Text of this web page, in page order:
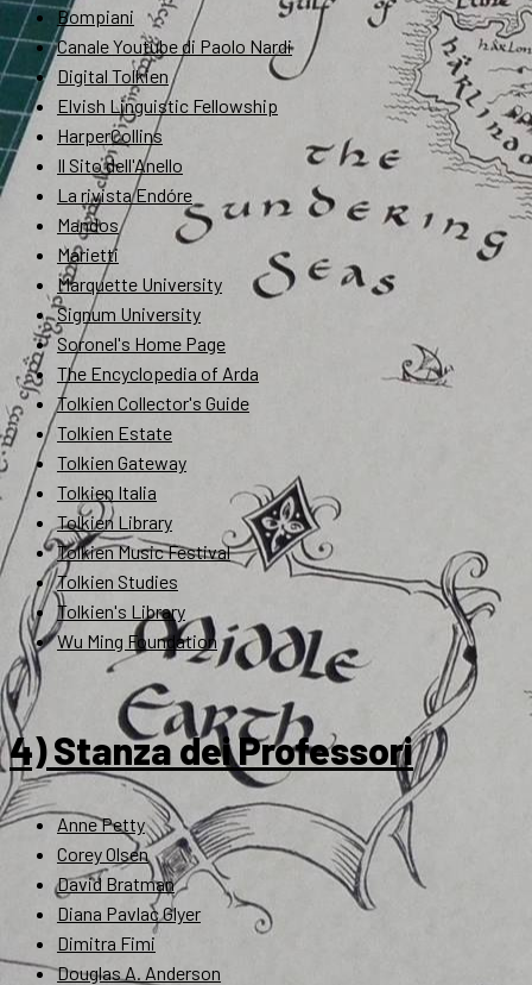
Bompiani
Canale Youtube di Paolo Nardi
Digital Tolkien
Elvish Linguistic Fellowship
HarperCollins
Il Sito dell'Anello
La rivista Endóre
Mandos
Marietti
Marquette University
Signum University
Soronel's Home Page
The Encyclopedia of Arda
Tolkien Collector's Guide
Tolkien Estate
Tolkien Gateway
Tolkien Italia
Tolkien Library
Tolkien Music Festival
Tolkien Studies
Tolkien's Library
Wu Ming Foundation
4) Stanza dei Professori
Anne Petty
Corey Olsen
David Bratman
Diana Pavlac Glyer
Dimitra Fimi
Douglas A. Anderson